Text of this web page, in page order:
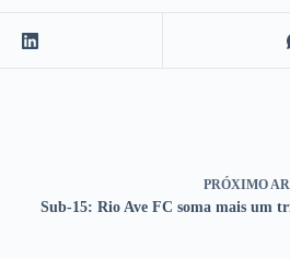
PRÓXIMO
Sub-15: Rio Ave FC soma mais um